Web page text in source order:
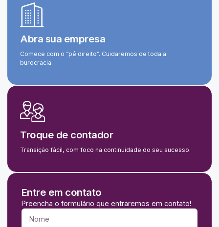
Abra sua empresa
Comece com o “pé direito”. Cuidaremos de toda a
burocracia.
Troque de contador
Transição fácil, com foco na continuidade do seu sucesso.
Entre em contato
Preencha o formulário que entraremos em contato!